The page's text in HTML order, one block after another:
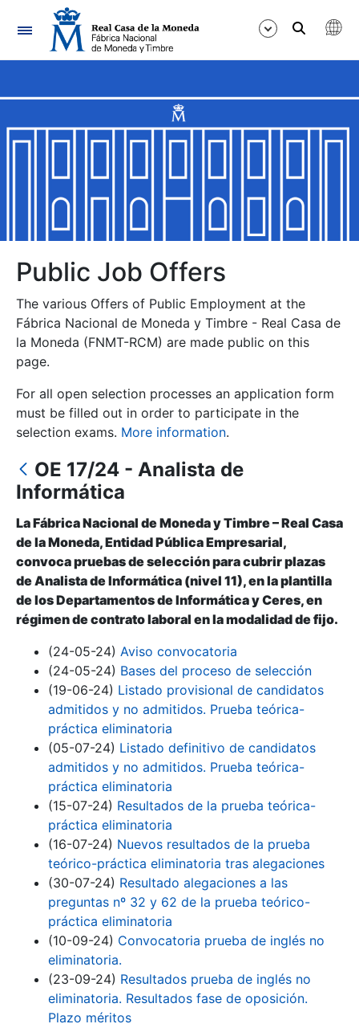
Navigation
Show/Hide
Show/Hide
Show/Hide
Show/Hide
Show/Hide
Show/Hide
Show/Hide
Show/Hide
Public Job Offers
The various Offers of Public Employment at the
Fábrica Nacional de Moneda y Timbre - Real Casa de
la Moneda (FNMT-RCM) are made public on this
page.
For all open selection processes an application form
must be filled out in order to participate in the
selection exams. More information.
OE 17/24 - Analista de
Informática
La Fábrica Nacional de Moneda y Timbre – Real Casa
de la Moneda, Entidad Pública Empresarial,
convoca pruebas de selección para cubrir plazas
de Analista de Informática (nivel 11), en la plantilla
de los Departamentos de Informática y Ceres, en
régimen de contrato laboral en la modalidad de fijo.
(24-05-24) Aviso convocatoria
(24-05-24) Bases del proceso de selección
(19-06-24) Listado provisional de candidatos
admitidos y no admitidos. Prueba teórica-
práctica eliminatoria
(05-07-24) Listado definitivo de candidatos
admitidos y no admitidos. Prueba teórica-
práctica eliminatoria
(15-07-24) Resultados de la prueba teórica-
práctica eliminatoria
(16-07-24) Nuevos resultados de la prueba
teórico-práctica eliminatoria tras alegaciones
(30-07-24) Resultado alegaciones a las
preguntas nº 32 y 62 de la prueba teórico-
práctica eliminatoria
(10-09-24) Convocatoria prueba de inglés no
eliminatoria.
(23-09-24) Resultados prueba de inglés no
eliminatoria. Resultados fase de oposición.
Plazo méritos